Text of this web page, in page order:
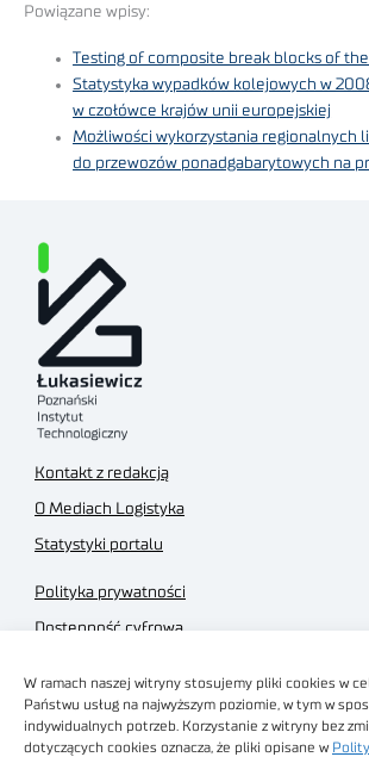
W ramach naszej witryny stosujemy pliki cookies w
Państwu usług na najwyższym poziomie, w tym w
indywidualnych potrzeb. Korzystanie z witryny bez
dotyczących cookies oznacza, że pliki opisane w
Powiązane wpisy:
Testing of composite break blocks of
Statystyka wypadków kolejowych w
w czołówce krajów unii europejskiej
Możliwości wykorzystania regionalnych
do przewozów ponadgabarytowych na
Kontakt z redakcją
O Mediach Logistyka
Statystyki portalu
Polityka prywatności
Dostępność cyfrowa
Regulamin sklepu